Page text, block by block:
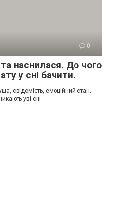
0
наснилася. До чого
у сні бачити.
свідомість, емоційний стан.
уві сні